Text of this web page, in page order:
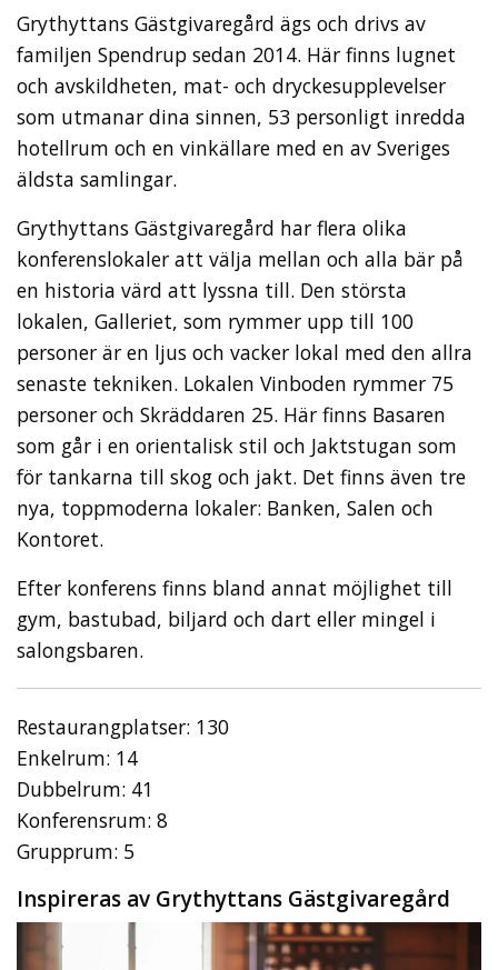
Grythyttans Gästgivaregård ägs och drivs av
familjen Spendrup sedan 2014. Här finns lugnet
och avskildheten, mat- och dryckesupplevelser
som utmanar dina sinnen, 53 personligt inredda
hotellrum och en vinkällare med en av Sveriges
äldsta samlingar.
Grythyttans Gästgivaregård har flera olika
konferenslokaler att välja mellan och alla bär på
en historia värd att lyssna till. Den största
lokalen, Galleriet, som rymmer upp till 100
personer är en ljus och vacker lokal med den allra
senaste tekniken. Lokalen Vinboden rymmer 75
personer och Skräddaren 25. Här finns Basaren
som går i en orientalisk stil och Jaktstugan som
för tankarna till skog och jakt. Det finns även tre
nya, toppmoderna lokaler: Banken, Salen och
Kontoret.
Efter konferens finns bland annat möjlighet till
gym, bastubad, biljard och dart eller mingel i
salongsbaren.
Restaurangplatser: 130
Enkelrum: 14
Dubbelrum: 41
Konferensrum: 8
Grupprum: 5
Inspireras av Grythyttans Gästgivaregård